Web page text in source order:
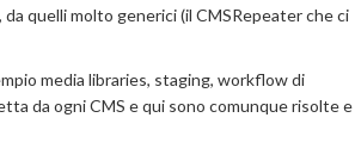
quelli molto generici (il CMSRepeater che ci
media libraries, staging, workflow di
da ogni CMS e qui sono comunque risolte e